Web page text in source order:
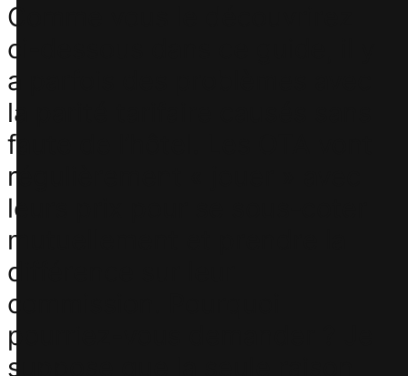
Comme vous le découvrirez
ci-dessous dans ce guide, il y
a parfois des problèmes avec
la parité tarifaire causés sans
faute de l’hôtel. Les OTA vont
régulièrement « jouer » avec
leurs prix pour se sous-coter
mutuellement et prendre la
différence sur leur
commission. Pourquoi
pourriez-vous demander ? Je
suppose que la seule raison